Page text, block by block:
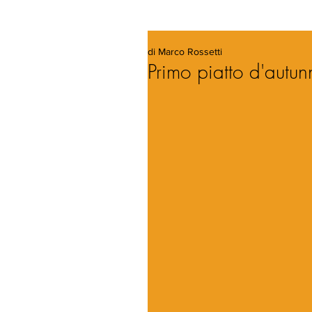
Primo piatto
di Marco Rossetti